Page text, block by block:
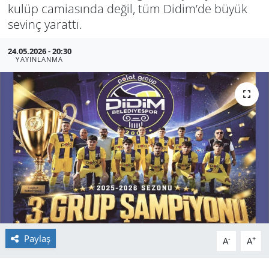
kulüp ca­mi­asın­da değil, tüm Didim’de büyük
se­vinç ya­rat­tı.
24.05.2026 - 20:30
YAYINLANMA
Paylaş A- A+
GÜNDEM
HABERDE İNSAN
KÜLTÜR SANAT
MAGAZİN
POLİTİKA
RESMİ İLANLAR
SAĞLIK
SİYASET